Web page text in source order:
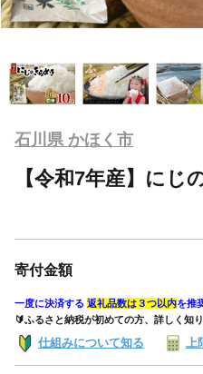
石川県 かほく市
【令和7年産】にじ
寄付金額
一度に決済する 返礼品数は３つ以内を推
🔰ふるさと納税が初めての方、詳しく知
仕組みについて知る